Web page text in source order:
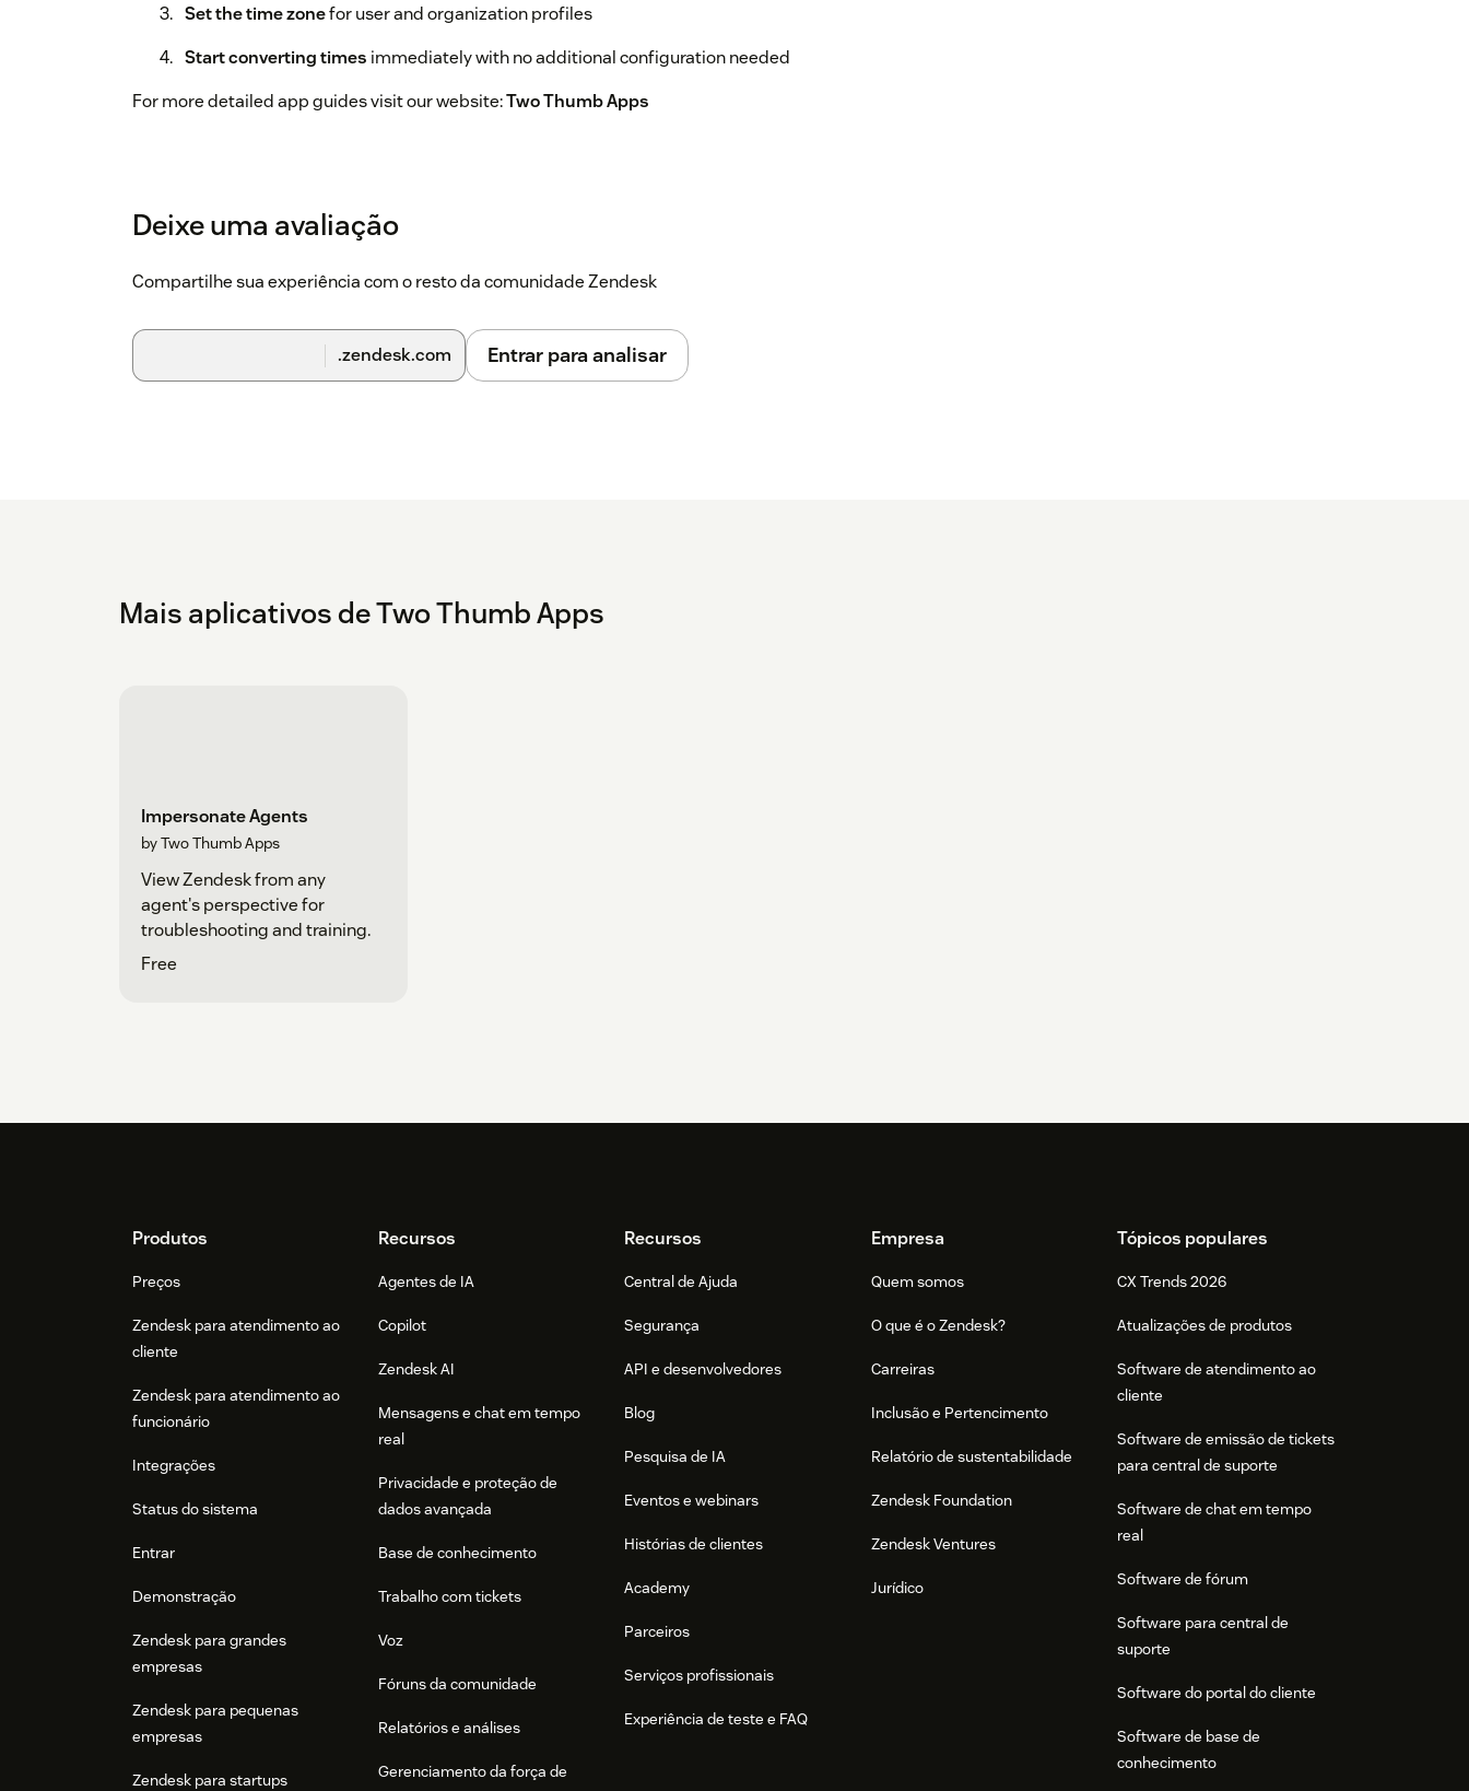
Set the time zonefor user and organization profiles
Start converting times immediately with no additional configuration needed
For more detailed app guides visit our website:Two Thumb Apps
Deixe uma avaliação
Compartilhe sua experiência com o resto da comunidade Zendesk
.zendesk.com Entrar para analisar
Mais aplicativos de Two Thumb Apps
Impersonate Agents
by Two Thumb Apps
View Zendesk from any
agent's perspective for
troubleshooting and training.
Free
FooterProdutos
Preços
Zendesk para atendimento ao
cliente
Zendesk para atendimento ao
funcionário
Integrações
Status do sistema
Entrar
Demonstração
Zendesk para grandes
empresas
Zendesk para pequenas
empresas
Zendesk para startups
Recursos
Agentes de IA
Copilot
Zendesk AI
Mensagens e chat em tempo
real
Privacidade e proteção de
dados avançada
Base de conhecimento
Trabalho com tickets
Voz
Fóruns da comunidade
Relatórios e análises
Gerenciamento da força de
Recursos
Central de Ajuda
Segurança
API e desenvolvedores
Blog
Pesquisa de IA
Eventos e webinars
Histórias de clientes
Academy
Parceiros
Serviços profissionais
Experiência de teste e FAQ
Empresa
Quem somos
O que é o Zendesk?
Carreiras
Inclusão e Pertencimento
Relatório de sustentabilidade
Zendesk Foundation
Zendesk Ventures
Jurídico
Tópicos populares
CX Trends 2026
Atualizações de produtos
Software de atendimento ao
cliente
Software de emissão de tickets
para central de suporte
Software de chat em tempo
real
Software de fórum
Software para central de
suporte
Software do portal do cliente
Software de base de
conhecimento